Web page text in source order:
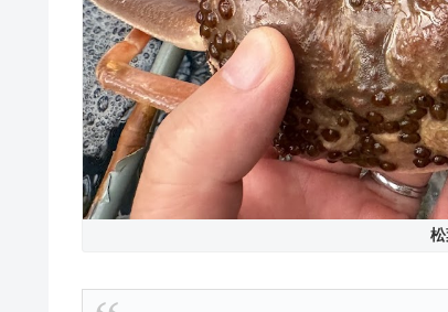
松